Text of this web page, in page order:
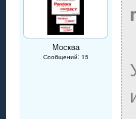
Москва
Сообщений: 15